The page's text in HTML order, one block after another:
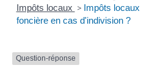
Impôts locaux > Impôts
foncière en cas d'indivision ?
Question-réponse